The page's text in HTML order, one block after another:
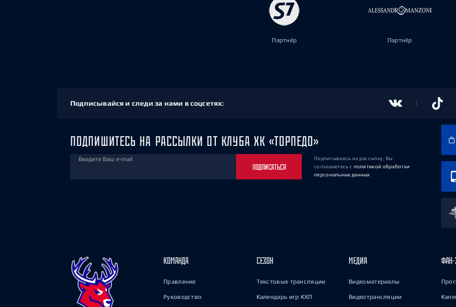
Партнёр Партнёр
Подписывайся и следи за нами в соцсетях:
ПОДПИШИТЕСЬ НА РАССЫЛКИ ОТ КЛУБА ХК «ТОРПЕДО»
Введите Ваш e-mail
ПОДПИСАТЬСЯ
Подписываясь на рассылку, Вы
соглашаетесь с политикой обработки
персональных данных
КОМАНДА
Правление
Руководство
СЕЗОН
Текстовые трансляции
Календарь игр КХЛ
МЕДИА
Видеоматериалы
Видеотрансляции
ФАН-